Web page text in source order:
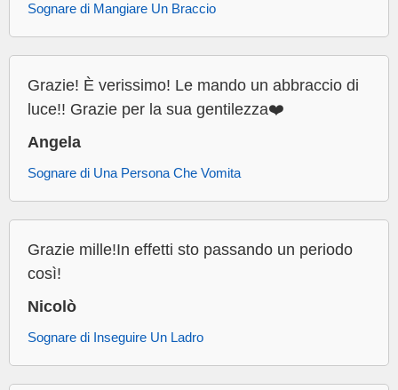
Sognare di Mangiare Un Braccio
Grazie! È verissimo! Le mando un abbraccio di
luce!! Grazie per la sua gentilezza❤️
Angela
Sognare di Una Persona Che Vomita
Grazie mille!In effetti sto passando un periodo
così!
Nicolò
Sognare di Inseguire Un Ladro